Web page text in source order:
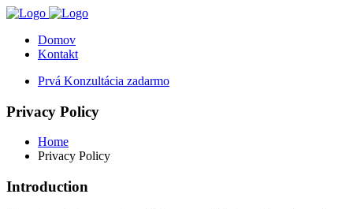
Domov
Kontakt
Prvá Konzultácia zadarmo
Privacy Policy
Home
Privacy Policy
Introduction